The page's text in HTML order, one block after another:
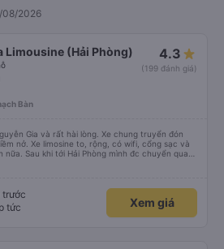
08/2026
Limousine (Hải Phòng) 4.3
(199 đánh giá)
Bàn
Gia và rất hài lòng. Xe chung truyển đón
cổng sạc và
nữa. Sau khi tới Hải Phòng mình đc chuyển qua
mái bạn lái xe rất nice. 1 trải nghiệm
trước
tức
Xem giá